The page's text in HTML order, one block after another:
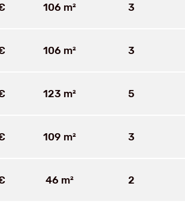
106 m² 3
106 m² 3
123 m² 5
109 m² 3
46 m² 2